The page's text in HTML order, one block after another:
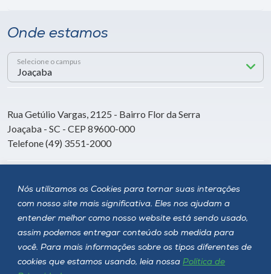
Nós utilizamos os Cookies para tornar suas interações
com nosso site mais significativa. Eles nos ajudam a
entender melhor como nosso website está sendo usado,
assim podemos entregar conteúdo sob medida para
você. Para mais informações sobre os tipos diferentes de
cookies que estamos usando, leia nossa Política de
Onde estamos
Selecione o campus
Rua Getúlio Vargas, 2125 - Bairro Flor da Serra
Joaçaba - SC - CEP 89600-000
Telefone (49) 3551-2000
Siga a Unoesc